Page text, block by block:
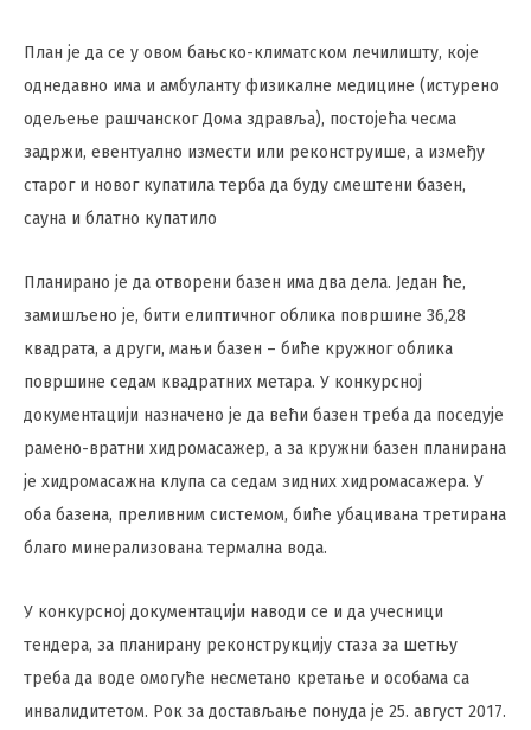
План је да се у овом бањско-климатском лечилишту, које
однедавно има и амбуланту физикалне медицине (истурено
одељење рашчанског Дома здравља), постојећа чесма
задржи, евентуално измести или реконструише, а између
старог и новог купатила терба да буду смештени базен,
сауна и блатно купатило
Планирано је да отворени базен има два дела. Један ће,
замишљено је, бити елиптичног облика површине 36,28
квадрата, а други, мањи базен – биће кружног облика
површине седам квадратних метара. У конкурсној
документацији назначено је да већи базен треба да поседује
рамено-вратни хидромасажер, а за кружни базен планирана
је хидромасажна клупа са седам зидних хидромасажера. У
оба базена, преливним системом, биће убацивана третирана
благо минерализована термална вода.
У конкурсној документацији наводи се и да учесници
тендера, за планирану реконструкцију стаза за шетњу
треба да воде омогуће несметано кретање и особама са
инвалидитетом. Рок за достављање понуда је 25. август 2017.